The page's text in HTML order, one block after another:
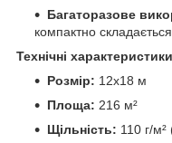
Багаторазове
компактно складається.
Технічні характеристики
Розмір: 12х18 м
Площа: 216 м²
Щільність: 110 г/м²